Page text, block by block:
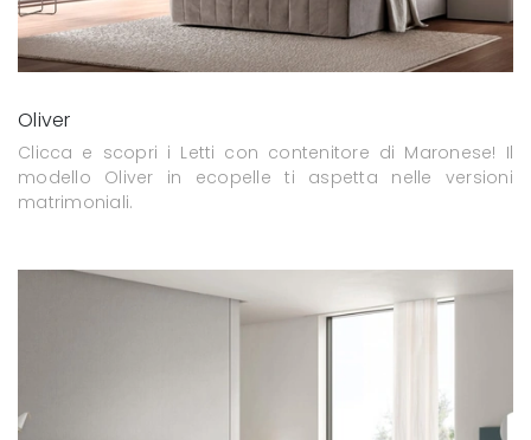
Oliver
Clicca e scopri i Letti con contenitore di Maronese! Il
modello Oliver in ecopelle ti aspetta nelle versioni
matrimoniali.